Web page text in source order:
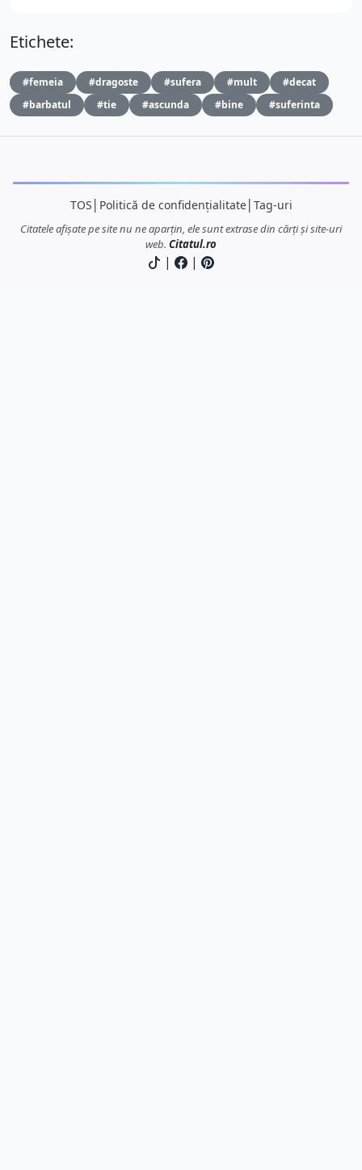
Etichete:
#femeia #dragoste #sufera #mult
#decat
#barbatul
#tie #ascunda #bine #suferinta
TOS Politică de confidențialitate│ Tag-uri
Citatele afișate pe site nu ne aparțin, ele sunt extrase din cărți și site-uri
web. Citatul.ro
| |